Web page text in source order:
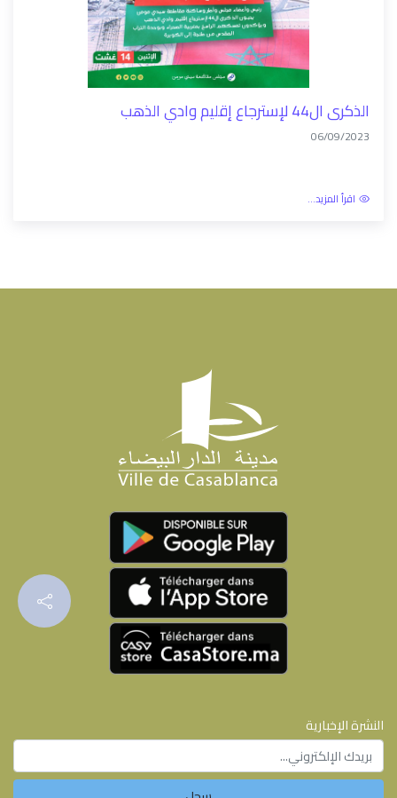
الذكرى ال44 لإسترجاع إقليم وادي الذهب
06/09/2023
اقرأ المزيد...
النشرة الإخبارية